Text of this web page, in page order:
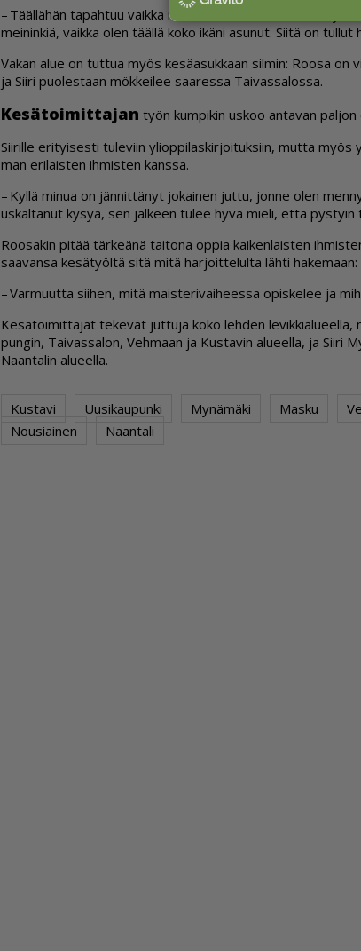
– Tääl­lä­hän ta­pah­tuu vaik­ka mitä. En ol­lut ai­em­min
mei­nin­kiä, vaik­ka olen tääl­lä koko ikä­ni asu­nut. Sii­tä on tul­lut
Va­kan alue on tut­tua myös ke­sä­a­suk­kaan sil­min: Roo­sa on
ja Sii­ri puo­les­taan mök­kei­lee saa­res­sa Tai­vas­sa­los­sa.
Ke­sä­toi­mit­ta­jan työn kum­pi­kin us­koo an­ta­van
Sii­ril­le eri­tyi­ses­ti tu­le­viin yli­op­pi­las­kir­joi­tuk­siin, mut­ta
man eri­lais­ten ih­mis­ten kans­sa.
– Kyl­lä mi­nua on jän­nit­tä­nyt jo­kai­nen jut­tu, jon­ne olen
us­kal­ta­nut ky­syä, sen jäl­keen tu­lee hyvä mie­li, et­tä pys­tyin
Roo­sa­kin pi­tää tär­ke­ä­nä tai­to­na op­pia kai­ken­lais­ten
saa­van­sa ke­sä­työl­tä sitä mitä har­joit­te­lul­ta läh­ti ha­ke­maan:
– Var­muut­ta sii­hen, mitä mais­te­ri­vai­hees­sa opis­ke­lee ja
Ke­sä­toi­mit­ta­jat te­ke­vät jut­tu­ja koko leh­den le­vik­ki­a­lu­eel­la,
pun­gin, Tai­vas­sa­lon, Veh­maan ja Kus­ta­vin alu­eel­la, ja Sii­ri
Naan­ta­lin alu­eel­la.
Kustavi Uusikaupunki Mynämäki Masku
Nousiainen
Naantali